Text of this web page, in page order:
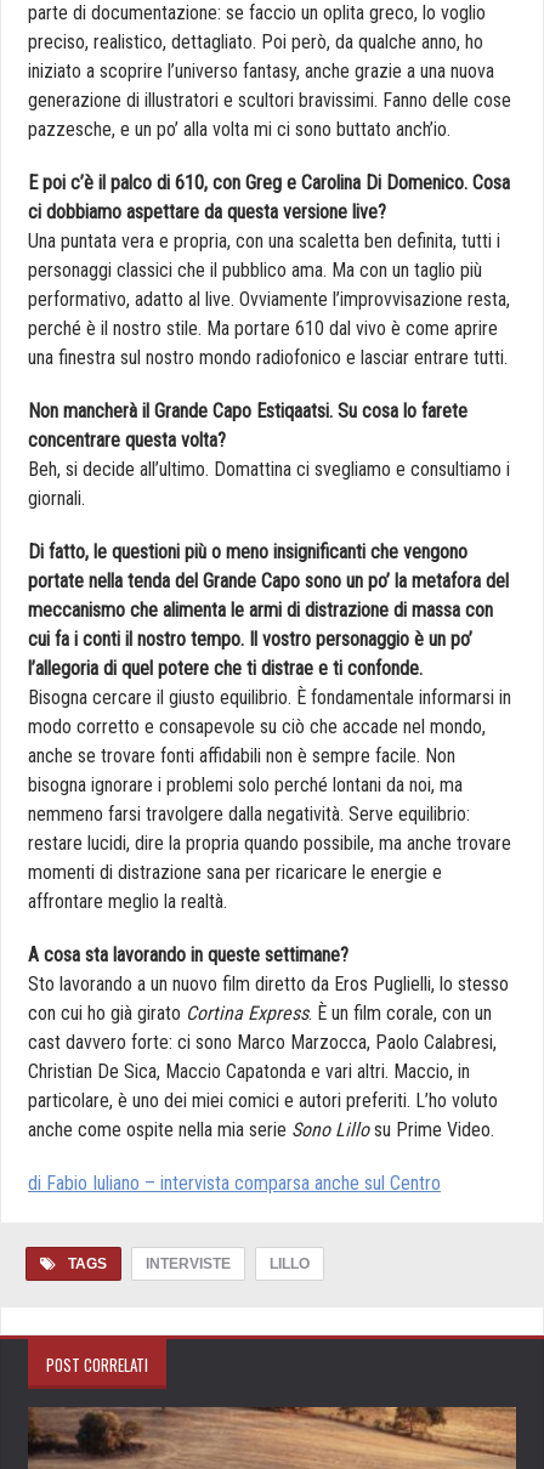
parte di documentazione: se faccio un oplita greco, lo voglio
preciso, realistico, dettagliato. Poi però, da qualche anno, ho
iniziato a scoprire l’universo fantasy, anche grazie a una nuova
generazione di illustratori e scultori bravissimi. Fanno delle cose
pazzesche, e un po’ alla volta mi ci sono buttato anch’io.
E poi c’è il palco di 610, con Greg e Carolina Di Domenico. Cosa
ci dobbiamo aspettare da questa versione live?
Una puntata vera e propria, con una scaletta ben definita, tutti i
personaggi classici che il pubblico ama. Ma con un taglio più
performativo, adatto al live. Ovviamente l’improvvisazione resta,
perché è il nostro stile. Ma portare 610 dal vivo è come aprire
una finestra sul nostro mondo radiofonico e lasciar entrare tutti.
Non mancherà il Grande Capo Estiqaatsi. Su cosa lo farete
concentrare questa volta?
Beh, si decide all’ultimo. Domattina ci svegliamo e consultiamo i
giornali.
Di fatto, le questioni più o meno insignificanti che vengono
portate nella tenda del Grande Capo sono un po’ la metafora del
meccanismo che alimenta le armi di distrazione di massa con
cui fa i conti il nostro tempo. Il vostro personaggio è un po’
l’allegoria di quel potere che ti distrae e ti confonde.
Bisogna cercare il giusto equilibrio. È fondamentale informarsi in
modo corretto e consapevole su ciò che accade nel mondo,
anche se trovare fonti affidabili non è sempre facile. Non
bisogna ignorare i problemi solo perché lontani da noi, ma
nemmeno farsi travolgere dalla negatività. Serve equilibrio:
restare lucidi, dire la propria quando possibile, ma anche trovare
momenti di distrazione sana per ricaricare le energie e
affrontare meglio la realtà.
A cosa sta lavorando in queste settimane?
Sto lavorando a un nuovo film diretto da Eros Puglielli, lo stesso
con cui ho già girato Cortina Express. È un film corale, con un
cast davvero forte: ci sono Marco Marzocca, Paolo Calabresi,
Christian De Sica, Maccio Capatonda e vari altri. Maccio, in
particolare, è uno dei miei comici e autori preferiti. L’ho voluto
anche come ospite nella mia serie Sono Lillosu Prime Video.
di Fabio Iuliano – intervista comparsa anche sul Centro
TAGS INTERVISTE LILLO
POST CORRELATI